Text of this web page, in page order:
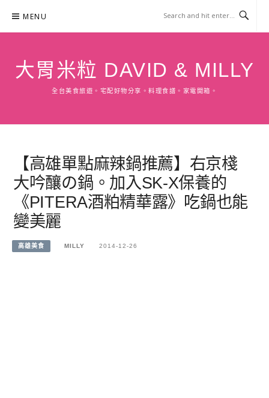
content
MENU
大胃米粒 DAVID & MILLY
全台美食旅遊。宅配好物分享。料理食譜。家電開箱。
【高雄單點麻辣鍋推薦】右京棧
大吟釀の鍋。加入SK-X保養的
《PITERA酒粕精華露》吃鍋也能
變美麗
高雄美食 MILLY 2014-12-26